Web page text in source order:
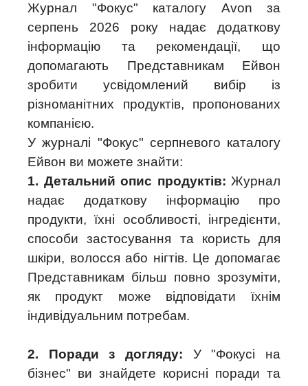
Журнал "Фокус" каталогу Avon за
серпень 2026 року надає додаткову
інформацію та рекомендації, що
допомагають Представникам Ейвон
зробити усвідомлений вибір із
різноманітних продуктів, пропонованих
компанією.
У журналі "Фокус" серпневого каталогу
Ейвон ви можете знайти:
1. Детальний опис продуктів: Журнал
надає додаткову інформацію про
продукти, їхні особливості, інгредієнти,
способи застосування та користь для
шкіри, волосся або нігтів. Це допомагає
Представникам більш повно зрозуміти,
як продукт може відповідати їхнім
індивідуальним потребам.
2. Поради з догляду: У "Фокусі на
бізнес" ви знайдете корисні поради та